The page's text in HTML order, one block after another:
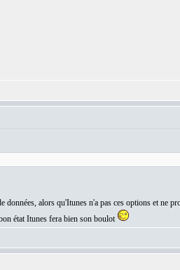
alors qu'Itunes n'a pas ces options et ne
état Itunes fera bien son boulot